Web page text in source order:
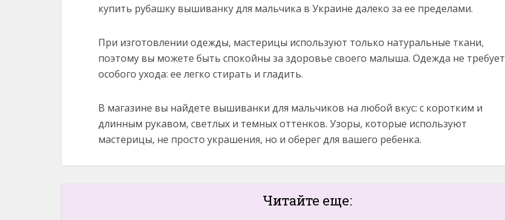
купить рубашку вышиванку для мальчика в Украине далеко за ее пределами.
При изготовлении одежды, мастерицы используют только натуральные ткани,
поэтому вы можете быть спокойны за здоровье своего малыша. Одежда не требует
особого ухода: ее легко стирать и гладить.
В магазине вы найдете вышиванки для мальчиков на любой вкус: с коротким и
длинным рукавом, светлых и темных оттенков. Узоры, которые используют
мастерицы, не просто украшения, но и оберег для вашего ребенка.
Читайте еще: